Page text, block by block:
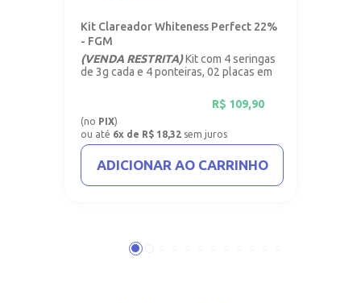
Kit Clareador Whiteness Perfect 22%
- FGM
(VENDA RESTRITA)Kit com 4 seringas
de 3g cada e 4 ponteiras, 02 placas em
R$ 109,90
(no PIX)
ou até 6x de R$ 18,32 sem juros
ADICIONAR AO CARRINHO